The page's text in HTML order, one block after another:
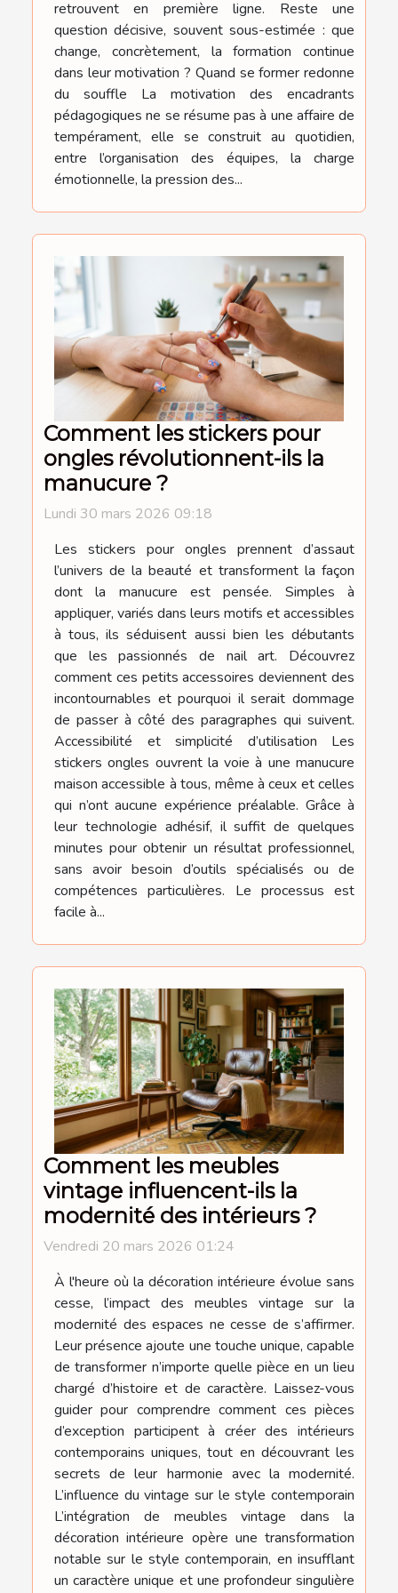
retrouvent en première ligne. Reste une
question décisive, souvent sous-estimée : que
change, concrètement, la formation continue
dans leur motivation ? Quand se former redonne
du souffle La motivation des encadrants
pédagogiques ne se résume pas à une affaire de
tempérament, elle se construit au quotidien,
entre l’organisation des équipes, la charge
émotionnelle, la pression des...
Comment les stickers pour
ongles révolutionnent-ils la
manucure ?
Lundi 30 mars 2026 09:18
Les stickers pour ongles prennent d’assaut
l’univers de la beauté et transforment la façon
dont la manucure est pensée. Simples à
appliquer, variés dans leurs motifs et accessibles
à tous, ils séduisent aussi bien les débutants
que les passionnés de nail art. Découvrez
comment ces petits accessoires deviennent des
incontournables et pourquoi il serait dommage
de passer à côté des paragraphes qui suivent.
Accessibilité et simplicité d’utilisation Les
stickers ongles ouvrent la voie à une manucure
maison accessible à tous, même à ceux et celles
qui n’ont aucune expérience préalable. Grâce à
leur technologie adhésif, il suffit de quelques
minutes pour obtenir un résultat professionnel,
sans avoir besoin d’outils spécialisés ou de
compétences particulières. Le processus est
facile à...
Comment les meubles
vintage influencent-ils la
modernité des intérieurs ?
Vendredi 20 mars 2026 01:24
À l'heure où la décoration intérieure évolue sans
cesse, l’impact des meubles vintage sur la
modernité des espaces ne cesse de s’affirmer.
Leur présence ajoute une touche unique, capable
de transformer n’importe quelle pièce en un lieu
chargé d’histoire et de caractère. Laissez-vous
guider pour comprendre comment ces pièces
d’exception participent à créer des intérieurs
contemporains uniques, tout en découvrant les
secrets de leur harmonie avec la modernité.
L’influence du vintage sur le style contemporain
L’intégration de meubles vintage dans la
décoration intérieure opère une transformation
notable sur le style contemporain, en insufflant
un caractère unique et une profondeur singulière